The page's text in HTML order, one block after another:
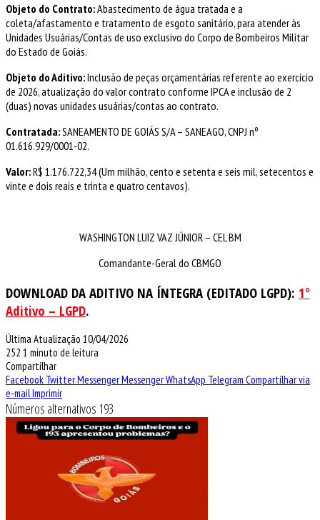
Objeto do Contrato:Abastecimento de água tratada e a
coleta/afastamento e tratamento de esgoto sanitário, para atender às
Unidades Usuárias/Contas de uso exclusivo do Corpo de Bombeiros Militar
do Estado de Goiás.
Objeto do Aditivo:Inclusão de peças orçamentárias referente ao exercício
de 2026, atualização do valor contrato conforme IPCA e inclusão de 2
(duas) novas unidades usuárias/contas ao contrato.
Contratada:SANEAMENTO DE GOIÁS S/A – SANEAGO, CNPJ nº
01.616.929/0001-02.
Valor:R$ 1.176.722,34 (Um milhão, cento e setenta e seis mil, setecentos e
vinte e dois reais e trinta e quatro centavos).
WASHINGTON LUIZ VAZ JÚNIOR – CEL BM
Comandante-Geral do CBMGO
DOWNLOAD DA ADITIVO NA ÍNTEGRA (EDITADO LGPD): 1º
Aditivo – LGPD.
Última Atualização 10/04/2026
252 1 minuto de leitura
Compartilhar
Facebook TwitterMessengerMessengerWhatsApp Telegram Compartilhar via
e-mailImprimir
Números alternativos 193